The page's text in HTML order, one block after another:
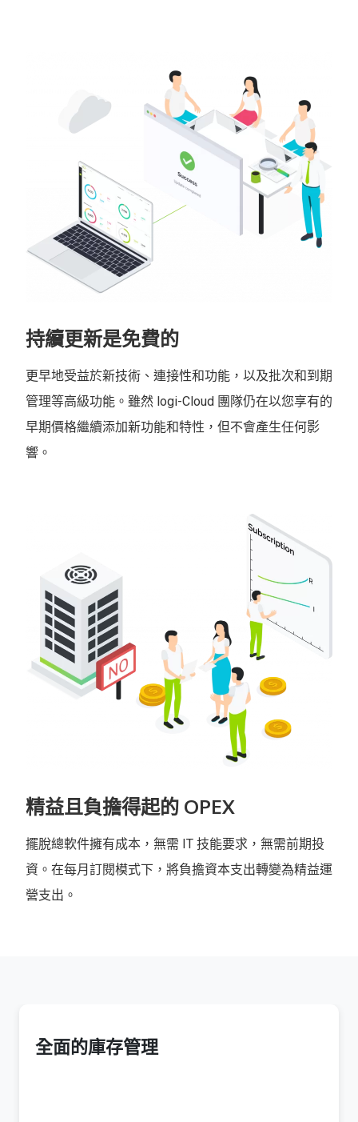
持續更新是免費的
更早地受益於新技術、連接性和功能，以及批次和到期
管理等高級功能。雖然 logi-Cloud 團隊仍在以您享有的
早期價格繼續添加新功能和特性，但不會產生任何影
響。
精益且負擔得起的 OPEX
擺脫總軟件擁有成本，無需 IT 技能要求，無需前期投
資。在每月訂閱模式下，將負擔資本支出轉變為精益運
營支出。
全面的庫存管理